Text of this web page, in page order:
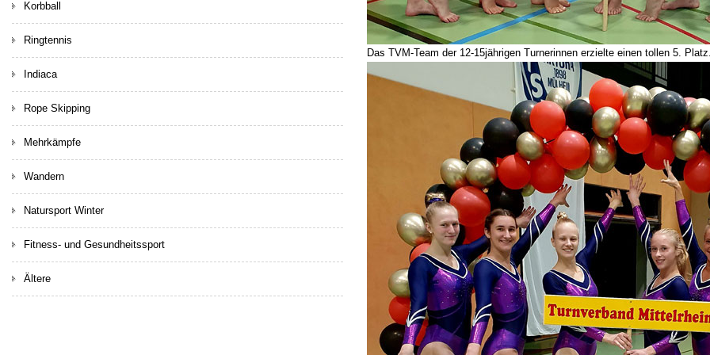
Das TVM-Team der 12-15jährigen Turnerinnen erzielte einen tollen 5.
Korbball
Ringtennis
Indiaca
Rope Skipping
Mehrkämpfe
Wandern
Natursport Winter
Fitness- und Gesundheitssport
Ältere